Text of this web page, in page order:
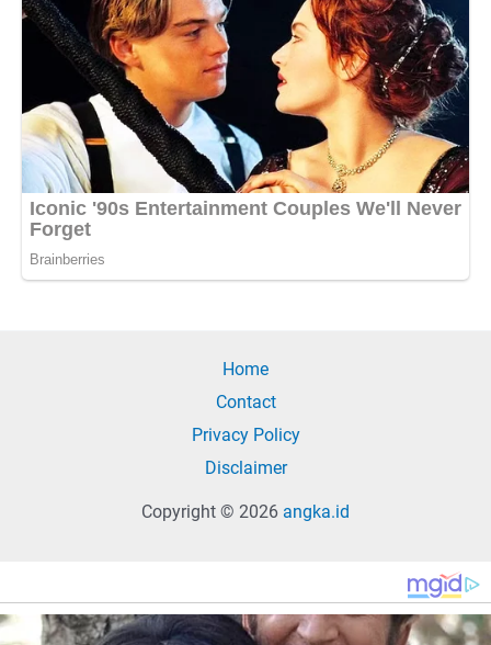
Home
Contact
Privacy Policy
Disclaimer
Copyright © 2026 angka.id